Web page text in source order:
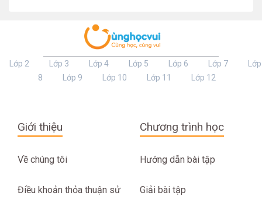
Lớp 2 Lớp 3 Lớp 4 Lớp 5 Lớp 6 Lớp 7
Lớp
8
Lớp 9 Lớp 10 Lớp 11 Lớp 12
Giới thiệu
Về chúng tôi
Điều khoản thỏa thuận sử
Chương trình học
Hướng dẫn bài tập
Giải bài tập